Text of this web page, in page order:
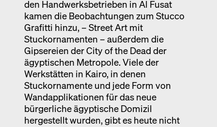
den Handwerksbetrieben in Al Fusat
kamen die Beobachtungen zum Stucco
Grafitti hinzu, – Street Art mit
Stuckornamenten – außerdem die
Gipsereien der City of the Dead der
ägyptischen Metropole. Viele der
Werkstätten in Kairo, in denen
Stuckornamente und jede Form von
Wandapplikationen für das neue
bürgerliche ägyptische Domizil
hergestellt wurden, gibt es heute nicht